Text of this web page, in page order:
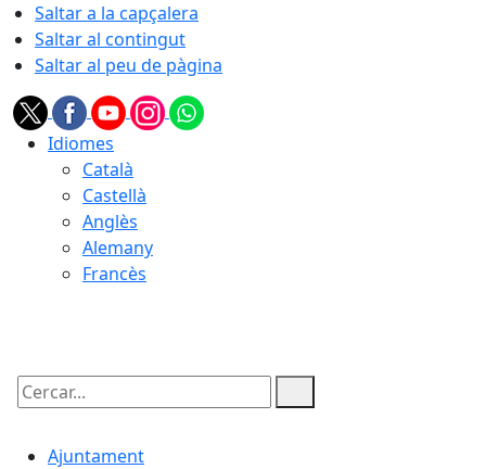
Saltar a la capçalera
Saltar al contingut
Saltar al peu de pàgina
Idiomes
Català
Castellà
Anglès
Alemany
Francès
Cercar:
Ajuntament